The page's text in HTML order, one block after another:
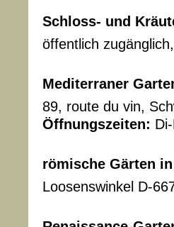
Schloss- und
öffentlich
Mediterraner
89, route du vin,
Öffnungszeiten:
römische Gärten
Loosenswinkel D-